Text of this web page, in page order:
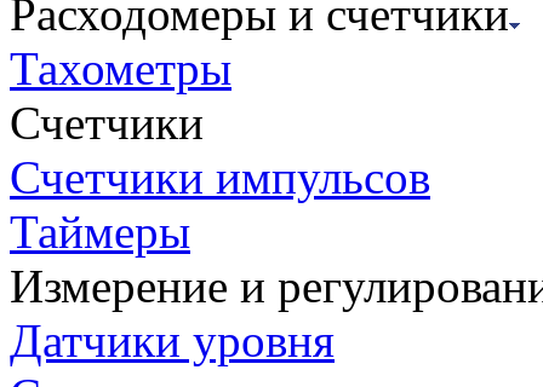
Расходомеры и счетчики
Тахометры
Счетчики
Счетчики импульсов
Таймеры
Измерение и
Датчики уровня